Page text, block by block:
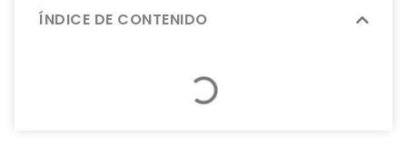
ÍNDICE DE CONTENIDO